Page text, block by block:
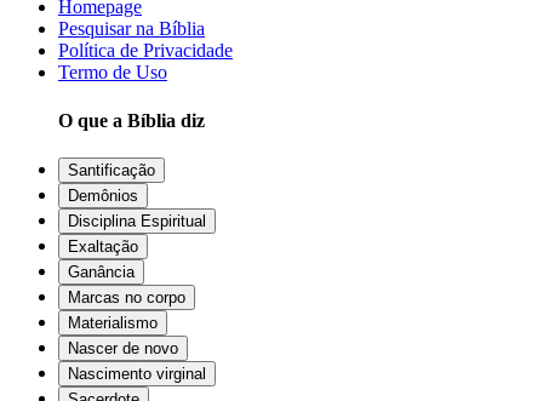
Homepage
Pesquisar na Bíblia
Política de Privacidade
Termo de Uso
O que a Bíblia diz
Santificação
Demônios
Disciplina Espiritual
Exaltação
Ganância
Marcas no corpo
Materialismo
Nascer de novo
Nascimento virginal